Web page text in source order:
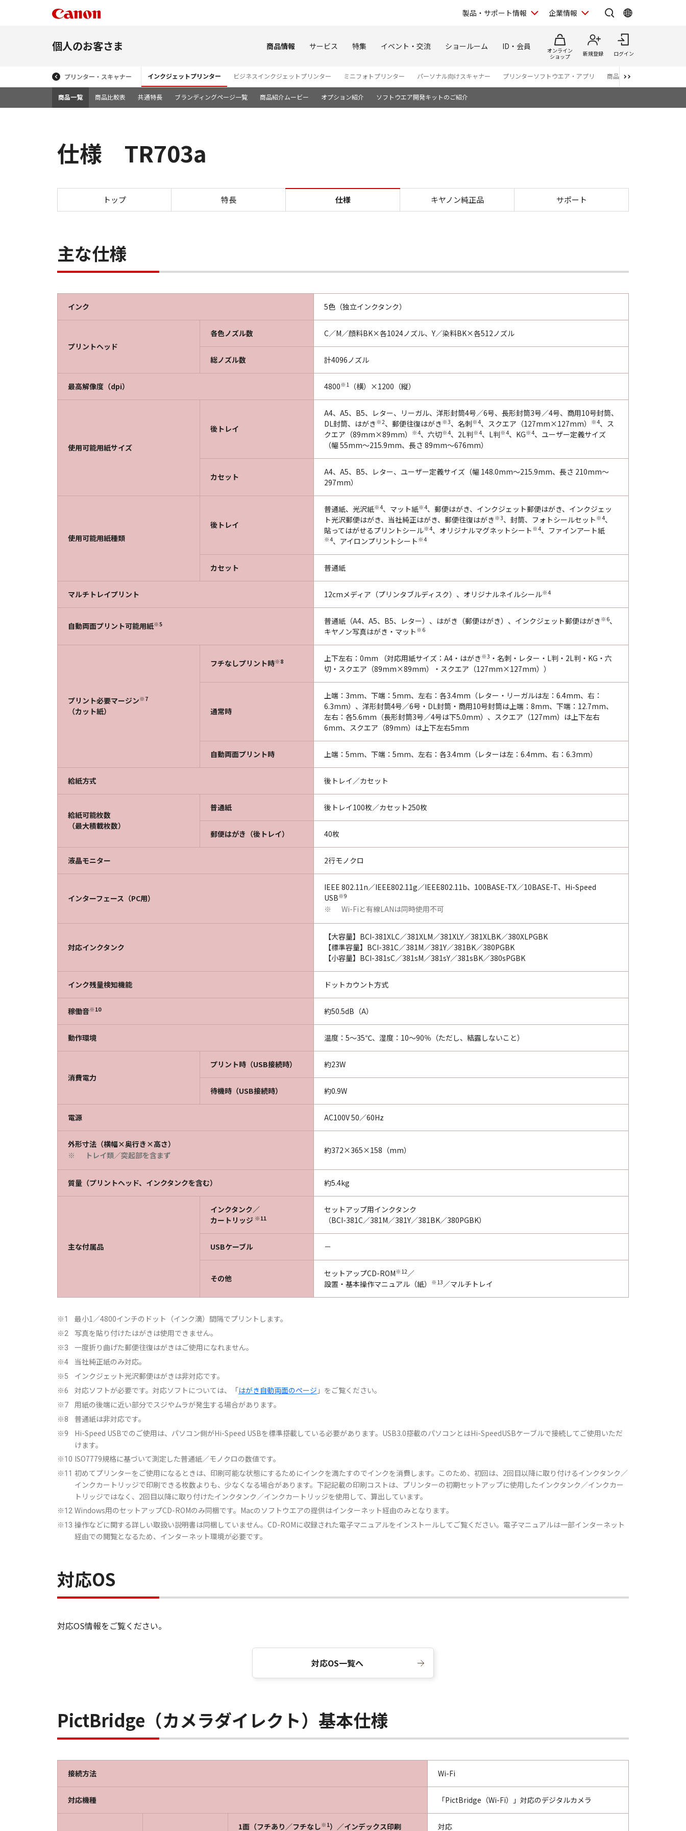
製品・サポート情報 企業情報
個人のお客さま 商品情報 サービス 特集 イベント・交流 ショールーム ID・会員
オンライン
ショップ
新規登録 ログイン
プリンター・スキャナー インクジェットプリンター ビジネスインクジェットプリンター ミニフォトプリンター パーソナル向けスキャナー プリンターソフトウエア・アプリ 商品カタログ
商品一覧 商品比較表 共通特長 ブランディングページ一覧 商品紹介ムービー オプション紹介 ソフトウエア開発キットのご紹介
仕様 TR703a
仕様 TR703a
トップ 特長 仕様 キヤノン純正品 サポート
主な仕様
インク 5色（独立インクタンク）
プリントヘッド
各色ノズル数 C／M／顔料BK×各1024ノズル、Y／染料BK×各512ノズル
総ノズル数 計4096ノズル
最高解像度（dpi） 4800※1 （横）×1200（縦）
使用可能用紙サイズ
後トレイ
A4、A5、B5、レター、リーガル、洋形封筒4号／6号、長形封筒3号／4号、商用10号封筒、
DL封筒、はがき ※2、郵便往復はがき ※3、名刺※4、スクエア（127mm×127mm） ※4、ス
クエア（89mm×89mm）
※4、六切※4、2L判※4、L判※4、KG※4、ユーザー定義サイズ
（幅 55mm～215.9mm、長さ 89mm～676mm）
カセット
A4、A5、B5、レター、ユーザー定義サイズ（幅 148.0mm～215.9mm、長さ 210mm～
297mm）
使用可能用紙種類
後トレイ
普通紙、光沢紙※4、マット紙※4、郵便はがき、インクジェット郵便はがき、インクジェッ
ト光沢郵便はがき、当社純正はがき、郵便往復はがき ※3、封筒、フォトシールセット ※4、
貼ってはがせるプリントシール※4、オリジナルマグネットシート ※4、ファインアート紙
※4、アイロンプリントシート ※4
カセット 普通紙
マルチトレイプリント 12cmメディア（プリンタブルディスク）、オリジナルネイルシール※4
自動両面プリント可能用紙※5 普通紙（A4、A5、B5、レター）、はがき（郵便はがき）、インクジェット郵便はがき ※6、
キヤノン写真はがき・マット ※6
プリント必要マージン※7
（カット紙）
フチなしプリント時※8 上下左右：0mm （対応用紙サイズ：A4・はがき ※3 ・名刺・レター・L判・2L判・KG・六
切・スクエア（89mm×89mm）・スクエア（127mm×127mm））
通常時
上端：3mm、下端：5mm、左右：各3.4mm（レター・リーガルは左：6.4mm、右：
6.3mm）、洋形封筒4号／6号・DL封筒・商用10号封筒は上端：8mm、下端：12.7mm、
左右：各5.6mm（長形封筒3号／4号は下5.0mm）、スクエア（127mm）は上下左右
6mm、スクエア（89mm）は上下左右5mm
自動両面プリント時 上端：5mm、下端：5mm、左右：各3.4mm（レターは左：6.4mm、右：6.3mm）
給紙方式 後トレイ／カセット
給紙可能枚数
（最大積載枚数）
普通紙 後トレイ100枚／カセット250枚
郵便はがき（後トレイ） 40枚
液晶モニター 2行モノクロ
インターフェース（PC用）
IEEE 802.11n／IEEE802.11g／IEEE802.11b、100BASE-TX／10BASE-T、Hi-Speed
USB※9
※ Wi-Fiと有線LANは同時使用不可
対応インクタンク
【大容量】BCI-381XLC／381XLM／381XLY／381XLBK／380XLPGBK
【標準容量】BCI-381C／381M／381Y／381BK／380PGBK
【小容量】BCI-381sC／381sM／381sY／381sBK／380sPGBK
インク残量検知機能 ドットカウント方式
稼働音※10 約50.5dB（A）
動作環境 温度：5～35℃、湿度：10～90％（ただし、結露しないこと）
消費電力
プリント時（USB接続時） 約23W
待機時（USB接続時） 約0.9W
電源 AC100V 50／60Hz
外形寸法（横幅×奥行き×高さ）
※ トレイ類／突起部を含まず 約372×365×158（mm）
質量（プリントヘッド、インクタンクを含む） 約5.4kg
主な付属品
インクタンク／
カートリッジ ※11
セットアップ用インクタンク
（BCI-381C／381M／381Y／381BK／380PGBK）
USBケーブル －
その他 セットアップCD-ROM※12／
設置・基本操作マニュアル（紙）
※13／マルチトレイ
※1 最小1／4800インチのドット（インク滴）間隔でプリントします。
※2 写真を貼り付けたはがきは使用できません。
※3 一度折り曲げた郵便往復はがきはご使用になれません。
※4 当社純正紙のみ対応。
※5 インクジェット光沢郵便はがきは非対応です。
※6 対応ソフトが必要です。対応ソフトについては、「はがき自動両面のページ 」をご覧ください。
※7 用紙の後端に近い部分でスジやムラが発生する場合があります。
※8 普通紙は非対応です。
※9
Hi-Speed USBでのご使用は、パソコン側がHi-Speed USBを標準搭載している必要があります。USB3.0搭載のパソコンとはHi-SpeedUSBケーブルで接続してご使用いただ
けます。
※10 ISO7779規格に基づいて測定した普通紙／モノクロの数値です。
※11 初めてプリンターをご使用になるときは、印刷可能な状態にするためにインクを満たすのでインクを消費します。このため、初回は、2回目以降に取り付けるインクタンク／
インクカートリッジで印刷できる枚数よりも、少なくなる場合があります。下記記載の印刷コストは、プリンターの初期セットアップに使用したインクタンク／インクカー
トリッジではなく、2回目以降に取り付けたインクタンク／インクカートリッジを使用して、算出しています。
※12 Windows用のセットアップCD-ROMのみ同梱です。Macのソフトウエアの提供はインターネット経由のみとなります。
※13 操作などに関する詳しい取扱い説明書は同梱していません。CD-ROMに収録された電子マニュアルをインストールしてご覧ください。電子マニュアルは一部インターネット
経由での閲覧となるため、インターネット環境が必要です。
対応OS
対応OS情報をご覧ください。
対応OS一覧へ
PictBridge（カメラダイレクト）基本仕様
接続方法 Wi-Fi
対応機種 「PictBridge（Wi-Fi）」対応のデジタルカメラ
1面（フチあり／フチなし※1）／インデックス印刷 対応